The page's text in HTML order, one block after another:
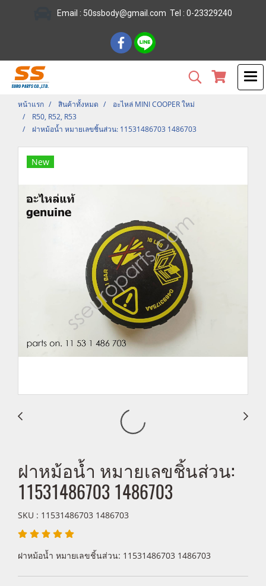
Email : 50ssbody@gmail.com Tel : 0-23329240
หน้าแรก สินค้าทั้งหมด
อะไหล่ MINI COOPER ใหม่
R50, R52, R53
ฝาหม้อน้ำ หมายเลขชิ้นส่วน: 11531486703 1486703
New
ฝาหม้อน้ำ หมายเลขชิ้นส่วน:
11531486703 1486703
SKU : 11531486703 1486703
ฝาหม้อน้ำ หมายเลขชิ้นส่วน: 11531486703 1486703